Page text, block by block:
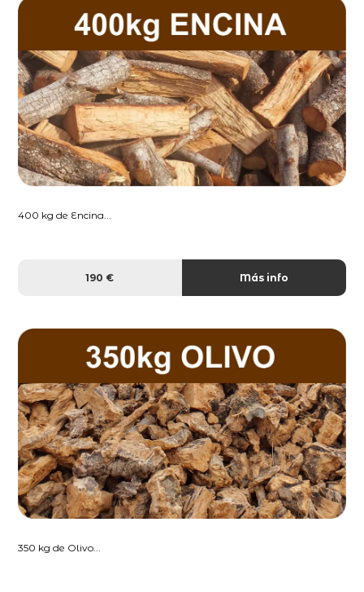
400 kg de Encina...
190 € Más info
350 kg de Olivo...